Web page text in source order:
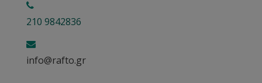
210 9842836
info@rafto.gr